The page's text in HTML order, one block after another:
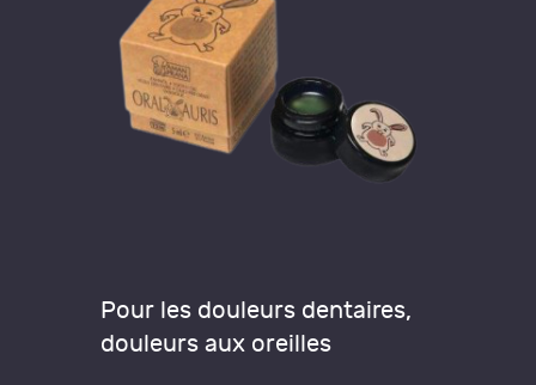
Pour les douleurs dentaires,
douleurs aux oreilles